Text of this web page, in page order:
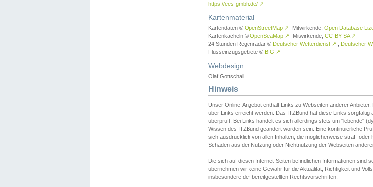
https://ees-gmbh.de/ ↗
Kartenmaterial
Kartendaten © OpenStreetMap ↗ -Mitwirkende, Open Database
Kartenkacheln © OpenSeaMap ↗ -Mitwirkende, CC-BY-SA ↗
24 Stunden Regenradar © Deutscher Wetterdienst ↗ Deutscher
Flusseinzugsgebiete © BfG ↗
Webdesign
Olaf Gottschall
Hinweis
Unser Online-Angebot enthält Links zu Webseiten anderer
über Links erreicht werden. Das ITZBund hat diese Links sorgfältig
überprüft. Bei Links handelt es sich allerdings stets um "lebende"
Wissen des ITZBund geändert worden sein. Eine kontinuierliche
sich ausdrücklich von allen Inhalten, die möglicherweise straf-
Schäden aus der Nutzung oder Nichtnutzung der Webseiten
Die sich auf diesen Internet-Seiten befindlichen Informationen sind
übernehmen wir keine Gewähr für die Aktualität, Richtigkeit und
insbesondere der bereitgestellten Rechtsvorschriften.